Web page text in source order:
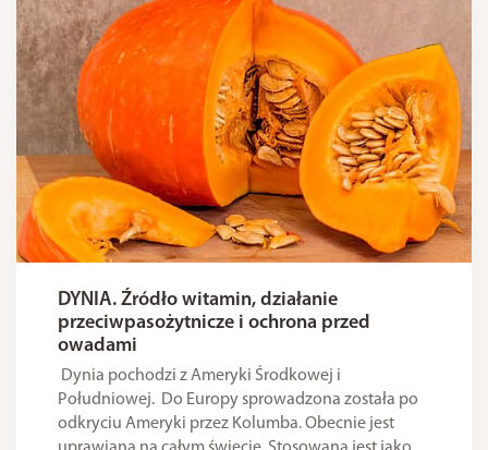
DYNIA. Źródło witamin, działanie
przeciwpasożytnicze i ochrona przed
owadami
Dynia pochodzi z Ameryki Środkowej i
Południowej. Do Europy sprowadzona została po
odkryciu Ameryki przez Kolumba. Obecnie jest